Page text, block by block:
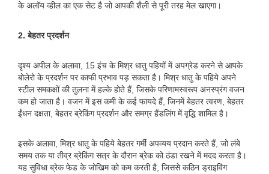
के अलॉय व्हील का एक सेट है जो आपकी शैली से पूरी तरह मेल खाएगा।
2. बेहतर प्रदर्शन
दृश्य अपील के अलावा, 15 इंच के मिश्र धातु पहियों में अपग्रेड करने से आपके
बोलेरो के प्रदर्शन पर काफी प्रभाव पड़ सकता है। मिश्र धातु के पहिये अपने
स्टील समकक्षों की तुलना में हल्के होते हैं, जिसके परिणामस्वरूप अनस्प्रंग वजन
कम हो जाता है। वजन में इस कमी के कई फायदे हैं, जिनमें बेहतर त्वरण, बेहतर
ईंधन दक्षता, बेहतर ब्रेकिंग प्रदर्शन और समग्र हैंडलिंग में वृद्धि शामिल है।
इसके अलावा, मिश्र धातु के पहिये बेहतर गर्मी अपव्यय प्रदान करते हैं, जो लंबे
समय तक या तीव्र ब्रेकिंग सत्र के दौरान ब्रेक को ठंडा रखने में मदद करता है।
यह सुविधा ब्रेक फेड के जोखिम को कम करती है, जिससे कठिन ड्राइविंग